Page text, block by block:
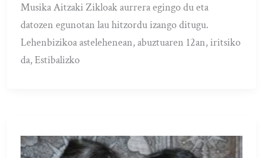
Musika Aitzaki Zikloak aurrera egingo du eta
datozen egunotan lau hitzordu izango ditugu.
Lehenbizikoa astelehenean, abuztuaren 12an, iritsiko
da, Estibalizko